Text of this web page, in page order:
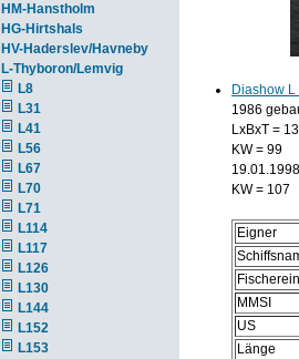
HM-Hanstholm
HG-Hirtshals
HV-Haderslev/Havneby
L-Thyboron/Lemvig
L8
L31
L41
L56
L67
L70
L71
L114
L117
L126
L130
L144
L152
L153
Diashow L
1986
LxBxT =
KW = 99
KW = 107
Eigner
MMSI
US
Länge